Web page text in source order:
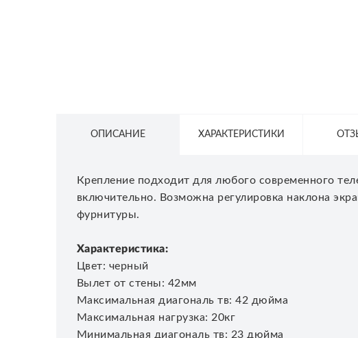
РАСПРОДАЖА
ОПИСАНИЕ ХАРАКТЕРИСТИКИ
Крепление подходит для любого современного
включительно. Возможна регулировка наклона
фурнитуры.
Характеристика:
Цвет: черный
Вылет от стены: 42мм
Максимальная диагональ тв: 42 дюйма
Максимальная нагрузка: 20кг
Минимальная диагональ тв: 23 дюйма